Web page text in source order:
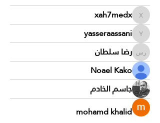
xah7medx
xah7medx
yasseraassani
yasseraassani
رضا سلطان
رضا سلطان
Noael Kako
جاسم الخادم
mohamd khalid